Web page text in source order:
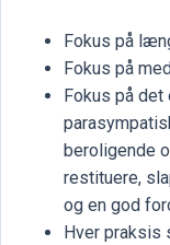
Fokus på
Fokus på
Fokus på
beroligende
restituere,
og en god
Hver